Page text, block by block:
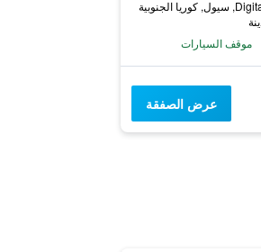
موقف السيارات
عرض الصفقة